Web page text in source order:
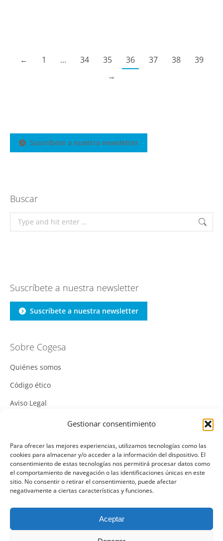
Gestionar consentimiento
Para ofrecer las mejores experiencias, utilizamos tecnologías como las
cookies para almacenar y/o acceder a la información del dispositivo. El
consentimiento de estas tecnologías nos permitirá procesar datos como
el comportamiento de navegación o las identificaciones únicas en este
sitio. No consentir o retirar el consentimiento, puede afectar
negativamente a ciertas características y funciones.
Aceptar
← 1 … 34 35 36 37 38
39
→
Suscríbete a nuestra newsletter
Buscar
Search:
Suscríbete a nuestra newsletter
Suscríbete a nuestra newsletter
Sobre Cogesa
Quiénes somos
Código ético
Aviso Legal
Política de Cookies
Política Integrada de Gestión
Política de Calidad
Canal Denuncias
Mas información del canal denuncias